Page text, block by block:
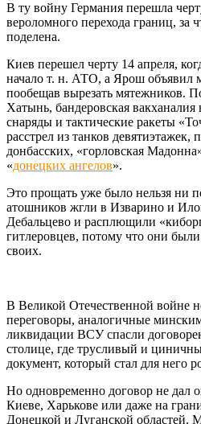
В ту войну Германия перешла
вероломного перехода границ, за
поделена.
Киев перешел черту 14 апреля,
начало т. н. АТО, а Ярош объявил
пообещав вырезать мятежников.
Хатынь, бандеровская
снаряды и тактические ракеты
расстрел из танков
донбасских, «горловская
«донецких ангелов».
Это прощать уже было нельзя ни
атошников жгли в Изварино и
Дебальцево и расплющили
гитлеровцев, потому что они
своих.
В Великой Отечественной войне
переговоры, аналогичные
ликвидации ВСУ спасли
столице, где трусливый и
документ, который стал для него
Но одновременно договор не дал
Киеве, Харькове или даже на
Донецкой и Луганской областей.